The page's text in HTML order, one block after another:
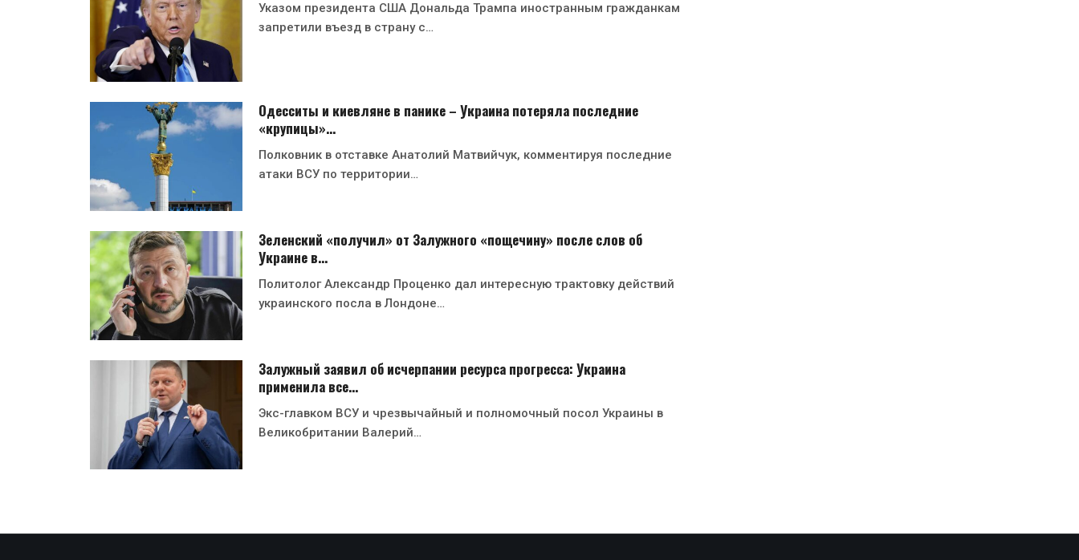
Указом президента США Дональда Трампа иностранным гражданкам
запретили въезд в страну с…
Одесситы и киевляне в панике – Украина потеряла последние
«крупицы»…
Полковник в отставке Анатолий Матвийчук, комментируя последние
атаки ВСУ по территории…
Зеленский «получил» от Залужного «пощечину» после слов об
Украине в…
Политолог Александр Проценко дал интересную трактовку действий
украинского посла в Лондоне…
Залужный заявил об исчерпании ресурса прогресса: Украина
применила все…
Экс-главком ВСУ и чрезвычайный и полномочный посол Украины в
Великобритании Валерий…